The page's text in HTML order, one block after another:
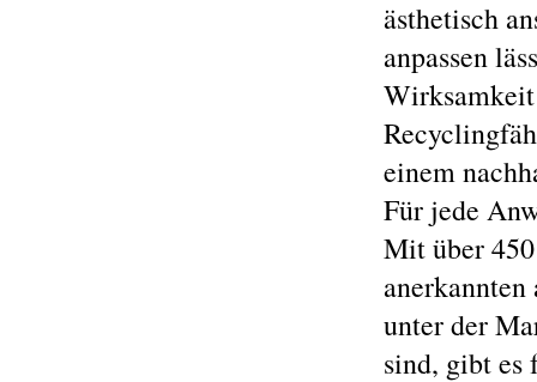
ästhetisch
anpassen
einem
Für jede
Mit über
unter der
sind, gibt es